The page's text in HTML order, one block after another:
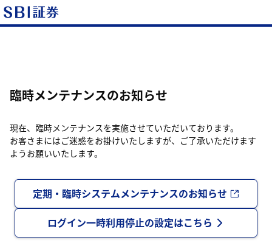
臨時メンテナンスのお知らせ
現在、臨時メンテナンスを実施させていただいております。
お客さまにはご迷惑をお掛けいたしますが、ご了承いただけます
ようお願いいたします。
定期・臨時システムメンテナンスのお知らせ
ログイン一時利用停止の設定はこちら